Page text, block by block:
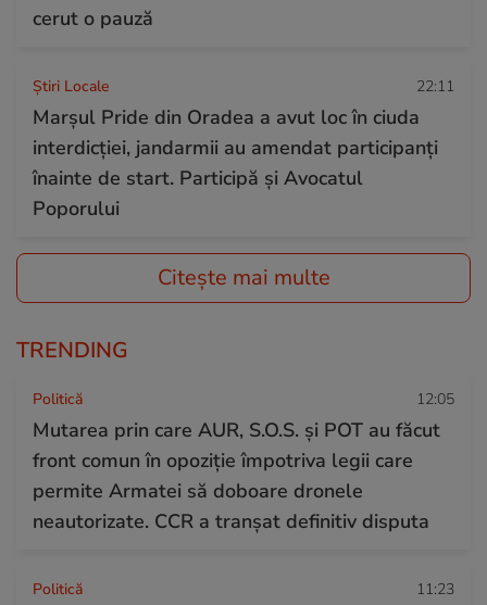
cerut o pauză
Știri Locale 22:11
Marșul Pride din Oradea a avut loc în ciuda
interdicției, jandarmii au amendat participanți
înainte de start. Participă și Avocatul
Poporului
Citește mai multe
TRENDING
Politică 12:05
Mutarea prin care AUR, S.O.S. și POT au făcut
front comun în opoziție împotriva legii care
permite Armatei să doboare dronele
neautorizate. CCR a tranșat definitiv disputa
Politică 11:23